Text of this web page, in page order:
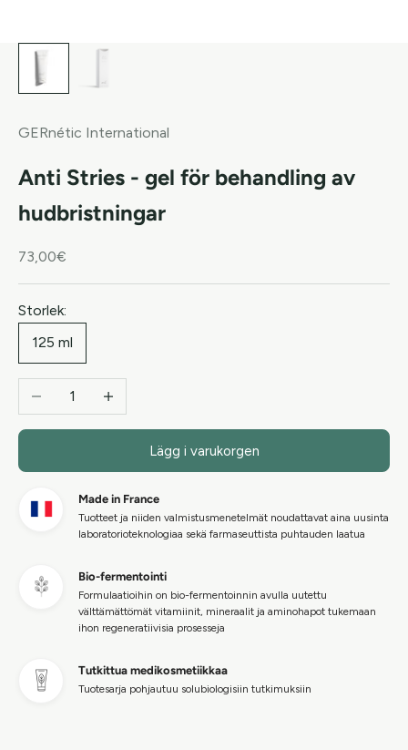
GERnétic International
Anti Stries - gel för behandling av
hudbristningar
REA-pris
73,00€
Storlek:
125 ml
Minska antal Öka antal
Lägg i varukorgen
Made in France
Tuotteet ja niiden valmistusmenetelmät noudattavat aina uusinta
laboratorioteknologiaa sekä farmaseuttista puhtauden laatua
Bio-fermentointi
Formulaatioihin on bio-fermentoinnin avulla uutettu
välttämättömät vitamiinit, mineraalit ja aminohapot tukemaan
ihon regeneratiivisia prosesseja
Tutkittua medikosmetiikkaa
Tuotesarja pohjautuu solubiologisiin tutkimuksiin